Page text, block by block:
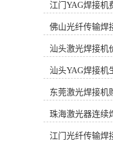
标机标刻的是一
间气化而成，*
此，在同样能量
打标机打印速度
*1遍：功率(指
的功的多少)稍高
高点(例如30000-70000)
如 700-1000)，此时产品(Product)表面
再设定*2遍参数
产品的研发、生
完善的激光应用
备。公司汇聚了
加工设备科研和
科研人员，凭借
围，积极进取，
**，为国内外广
工艺**水平提供
为激光加工设备
标机采用高能激
江门YAG焊接机
佛山光纤传输焊
汕头激光焊接机
汕头YAG焊接机
东莞激光焊接机
珠海激光器连续
江门光纤传输焊